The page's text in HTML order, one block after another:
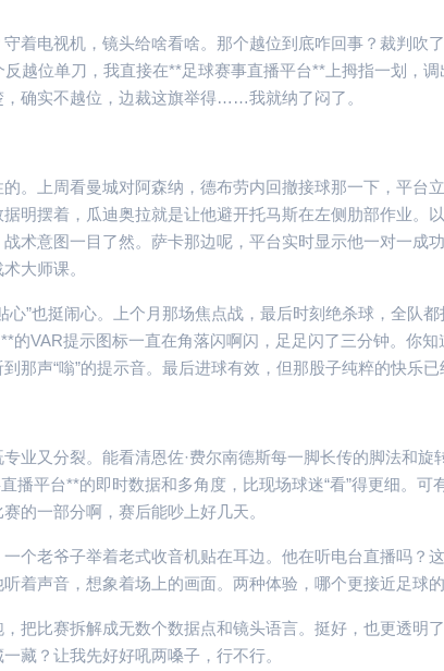
着电视机，镜头给啥看啥。那个越位到底咋回事？裁判吹
反越位单刀，我直接在**足球赛事直播平台**上拇指一划，
，确实不越位，边裁这旗举得……我就纳了闷了。
。上周看曼城对阿森纳，德布劳内回撤接球那一下，平台
明摆着，瓜迪奥拉就是让他避开托马斯在左侧肋部作业。
术意图一目了然。萨卡那边呢，平台实时显示他一对一成
大师课。
心”也挺闹心。上个月那场焦点战，最后时刻绝杀球，全队
的VAR提示图标一直在角落闪啊闪，足足闪了三分钟。你
那声“嗡”的提示音。最后进球有效，但那股子纯粹的快乐
业又分裂。能看清恩佐·费尔南德斯每一脚长传的脚法和旋
播平台**的即时数据和多角度，比现场球迷“看”得更细。
的一部分啊，赛后能吵上好几天。
个老爷子举着老式收音机贴在耳边。他在听电台直播吗？
着声音，想象着场上的画面。两种体验，哪个更接近足球的
把比赛拆解成无数个数据点和镜头语言。挺好，也更透明
藏？让我先好好吼两嗓子，行不行。